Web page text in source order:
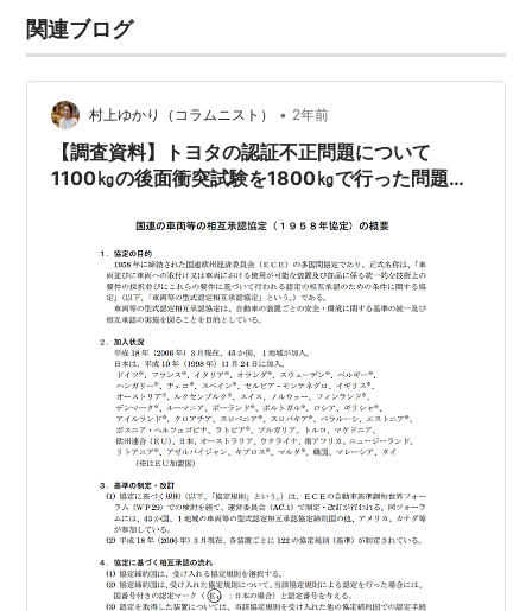
関連ブログ
村上ゆかり（コラムニスト） • 2年前
【調査資料】トヨタの認証不正問題について
1100㎏の後面衝突試験を1800㎏で行った問題に